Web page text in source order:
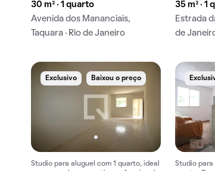
30 m² · 1 quarto
Avenida dos Mananciais,
Taquara · Rio de Janeiro
35 m² · 1
Estrada
de
Exclusivo Baixou o preço
Studio para aluguel com 1 quarto, ideal
Studio para